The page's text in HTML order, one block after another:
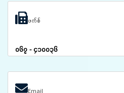
ဖက်စ်
၀၆၇ - ၄၁၀၀၃၆
Email